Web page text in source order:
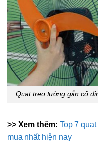
Quạt treo tường gắn cố
>> Xem thêm: Top 7
mua nhất hiện nay